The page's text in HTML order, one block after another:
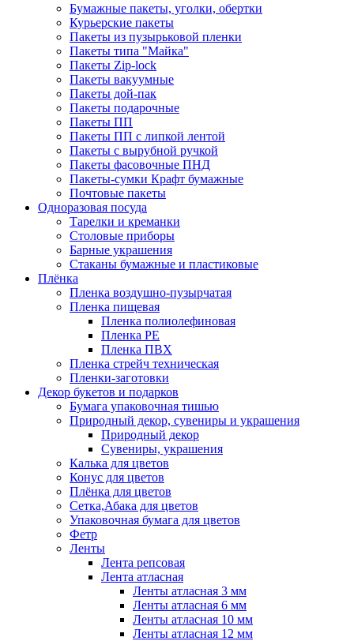
Бумажные пакеты, уголки, обертки
Курьерские пакеты
Пакеты из пузырьковой пленки
Пакеты типа "Майка"
Пакеты Zip-lock
Пакеты вакуумные
Пакеты дой-пак
Пакеты подарочные
Пакеты ПП
Пакеты ПП с липкой лентой
Пакеты с вырубной ручкой
Пакеты фасовочные ПНД
Пакеты-сумки Крафт бумажные
Почтовые пакеты
Одноразовая посуда
Тарелки и креманки
Столовые приборы
Барные украшения
Стаканы бумажные и пластиковые
Плёнка
Пленка воздушно-пузырчатая
Пленка пищевая
Пленка полиолефиновая
Пленка PE
Пленка ПВХ
Пленка стрейч техническая
Пленки-заготовки
Декор букетов и подарков
Бумага упаковочная тишью
Природный декор, сувениры и украшения
Природный декор
Сувениры, украшения
Калька для цветов
Конус для цветов
Плёнка для цветов
Сетка,Абака для цветов
Упаковочная бумага для цветов
Фетр
Ленты
Лента репсовая
Лента атласная
Ленты атласная 3 мм
Ленты атласная 6 мм
Ленты атласная 10 мм
Ленты атласная 12 мм